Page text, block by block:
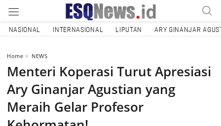
NASIONAL INTERNASIONAL LIPUTAN ARY GINANJAR
Home NEWS
Menteri Koperasi Turut Apresiasi
Ary Ginanjar Agustian yang
Meraih Gelar Profesor